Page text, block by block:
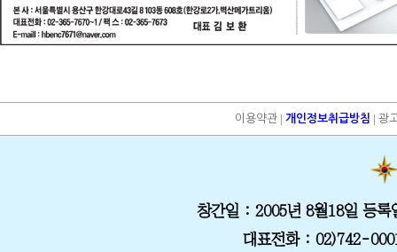
이용약관 |개인정보취급방침 |광
창간일 : 2005년 8월18일 등록
대표전화: 02)742-